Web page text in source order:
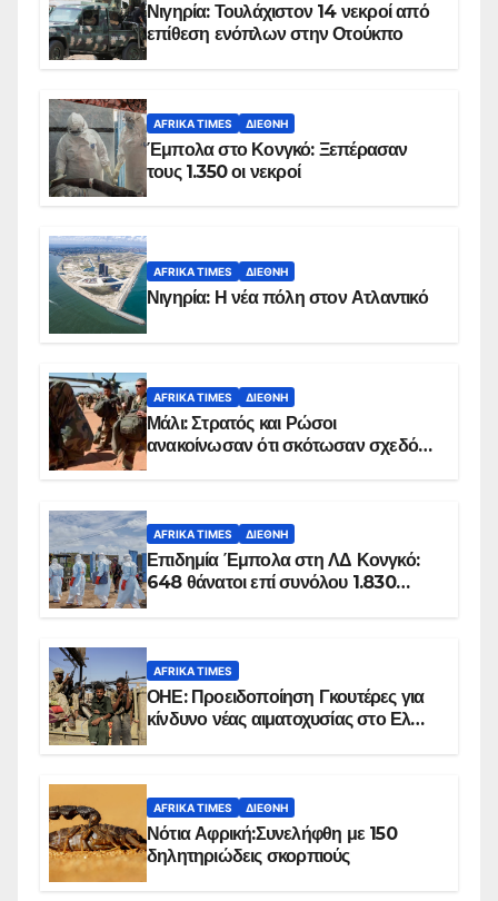
Νιγηρία: Τουλάχιστον 14 νεκροί από
επίθεση ενόπλων στην Οτούκπο
AFRIKA TIMES ΔΙΕΘΝΉ
Έμπολα στο Κονγκό: Ξεπέρασαν
τους 1.350 οι νεκροί
AFRIKA TIMES ΔΙΕΘΝΉ
Νιγηρία: Η νέα πόλη στον Ατλαντικό
AFRIKA TIMES ΔΙΕΘΝΉ
Μάλι: Στρατός και Ρώσοι
ανακοίνωσαν ότι σκότωσαν σχεδόν
AFRIKA TIMES ΔΙΕΘΝΉ
Επιδημία Έμπολα στη ΛΔ Κονγκό:
648 θάνατοι επί συνόλου 1.830
AFRIKA TIMES
ΟΗΕ: Προειδοποίηση Γκουτέρες για
κίνδυνο νέας αιματοχυσίας στο Ελ
AFRIKA TIMES ΔΙΕΘΝΉ
Νότια Αφρική:Συνελήφθη με 150
δηλητηριώδεις σκορπιούς